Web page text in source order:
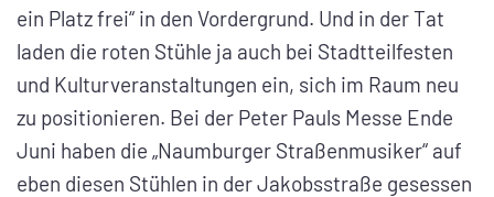
ein Platz frei“ in den Vordergrund. Und in der Tat
laden die roten Stühle ja auch bei Stadtteilfesten
und Kulturveranstaltungen ein, sich im Raum neu
zu positionieren. Bei der Peter Pauls Messe Ende
Juni haben die „Naumburger Straßenmusiker“ auf
eben diesen Stühlen in der Jakobsstraße gesessen